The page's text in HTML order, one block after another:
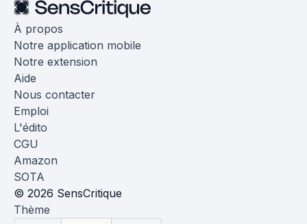
À propos
Notre application mobile
Notre extension
Aide
Nous contacter
Emploi
L'édito
CGU
Amazon
SOTA
© 2026 SensCritique
Thème